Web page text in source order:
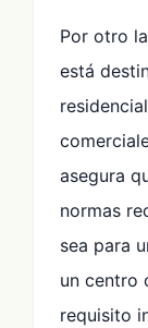
Por otro
está
asegura
normas
sea para
un centro
requisito